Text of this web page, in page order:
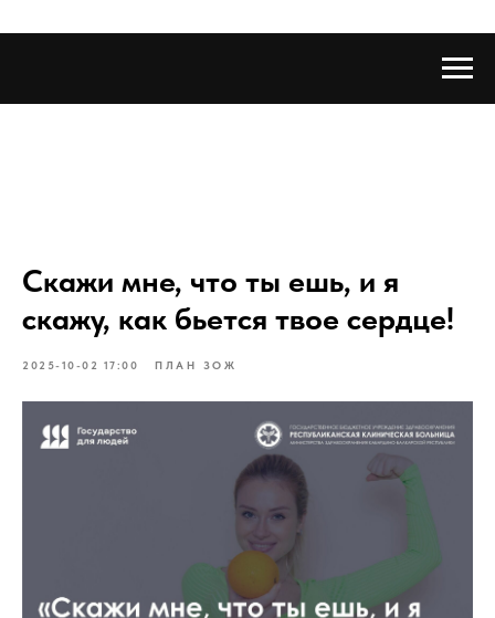
Скажи мне, что ты ешь, и я
скажу, как бьется твое сердце!
2025-10-02 17:00 ПЛАН ЗОЖ